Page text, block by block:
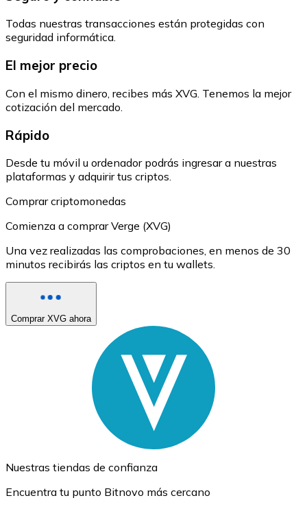
Todas nuestras transacciones están protegidas con
seguridad informática.
El mejor precio
Con el mismo dinero, recibes más XVG. Tenemos la mejor
cotización del mercado.
Rápido
Desde tu móvil u ordenador podrás ingresar a nuestras
plataformas y adquirir tus criptos.
Comprar criptomonedas
Comienza a comprar Verge (XVG)
Una vez realizadas las comprobaciones, en menos de 30
minutos recibirás las criptos en tu wallets.
Comprar XVG ahora
Nuestras tiendas de confianza
Encuentra tu punto Bitnovo más cercano